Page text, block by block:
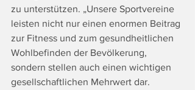
zu unterstützen. „Unsere Sportvereine
leisten nicht nur einen enormen Beitrag
zur Fitness und zum gesundheitlichen
Wohlbefinden der Bevölkerung,
sondern stellen auch einen wichtigen
gesellschaftlichen Mehrwert dar.